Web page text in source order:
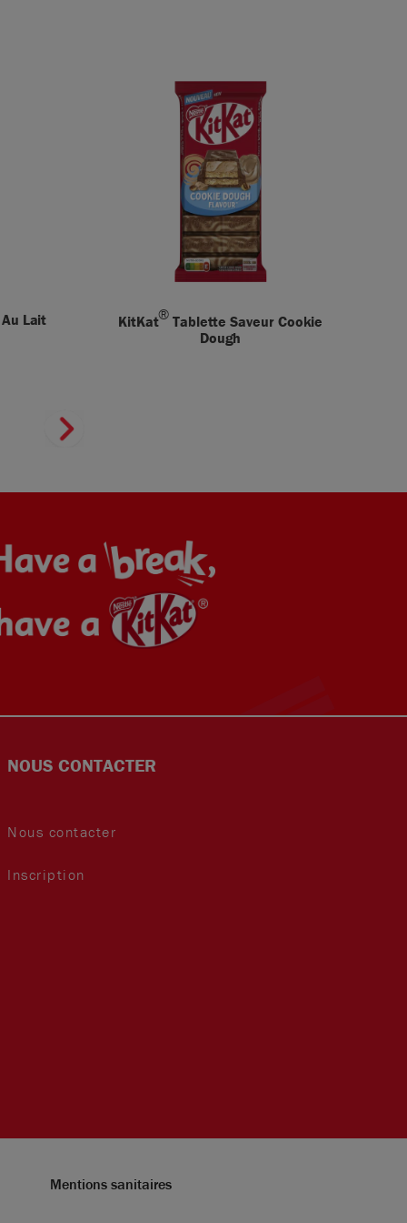
Lait KitKat® Tablette Saveur Cookie
Dough​
NOUS CONTACTER
Nous contacter
Inscription
Mentions sanitaires